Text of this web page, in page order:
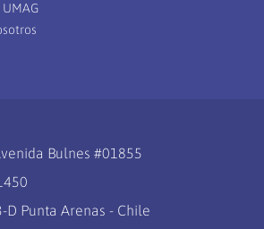
Bulnes #01855
D Punta Arenas - Chile